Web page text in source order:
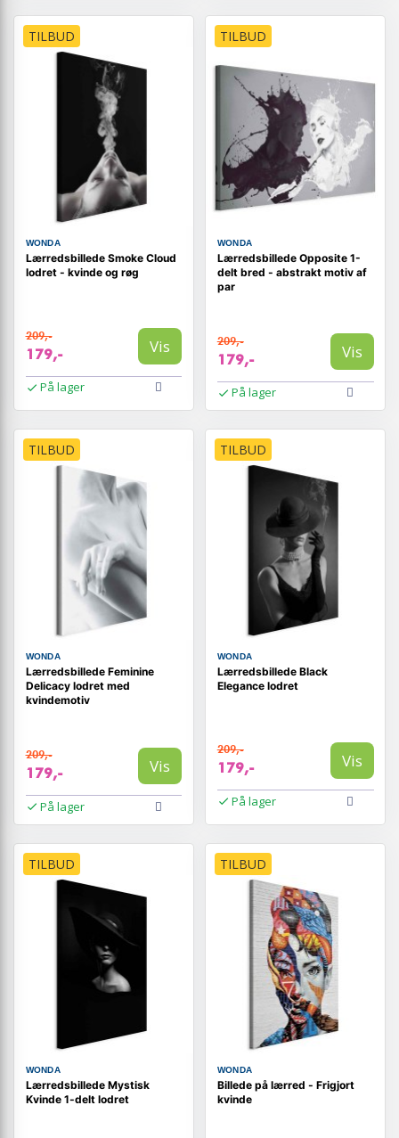
TILBUD
WONDA
Lærredsbillede Smoke Cloud
lodret - kvinde og røg
209,-
179,- Vis
På lager
TILBUD
WONDA
Lærredsbillede Opposite 1-
delt bred - abstrakt motiv af
par
209,-
179,- Vis
På lager
TILBUD
WONDA
Lærredsbillede Feminine
Delicacy lodret med
kvindemotiv
209,-
179,- Vis
På lager
TILBUD
WONDA
Lærredsbillede Black
Elegance lodret
209,-
179,- Vis
På lager
TILBUD
WONDA
Lærredsbillede Mystisk
Kvinde 1-delt lodret
TILBUD
WONDA
Billede på lærred - Frigjort
kvinde